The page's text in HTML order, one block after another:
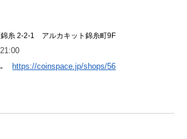
錦糸 2-2-1 アルカキット錦糸町9F
https://coinspace.jp/shops/56